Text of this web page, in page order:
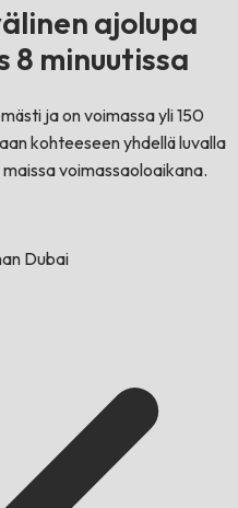
ajolupa
8 minuutissa
ja on voimassa yli 150
kohteeseen yhdellä luvalla
voimassaoloaikana.
Dubai